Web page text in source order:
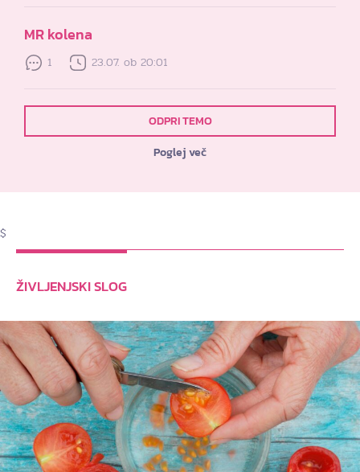
MR kolena
1 23.07. ob 20:01
ODPRI TEMO
Poglej več
$
ŽIVLJENJSKI SLOG